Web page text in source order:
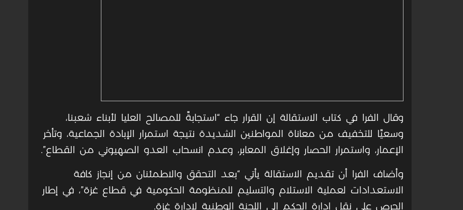
وقال الفرا في كتاب الاستقالة إن القرار جاء “استجابةً للمصالح العليا لأبناء شعبنا،
وسعيًا للتخفيف من معاناة المواطنين الشديدة نتيجة استمرار الإبادة الجماعية، وتأخر
الإعمار، واستمرار الحصار وإغلاق المعابر، وعدم انسحاب العدو الصهيوني من القطاع”.
وأضاف الفرا أن تقديم الاستقالة يأتي “بعد التحقق والاطمئنان من إنجاز كافة
الاستعدادات لعملية الاستلام والتسليم للمنظومة الحكومية في قطاع غزة”، في إطار
الحرص على نقل إدارة الحكم إلى اللجنة الوطنية لإدارة غزة.